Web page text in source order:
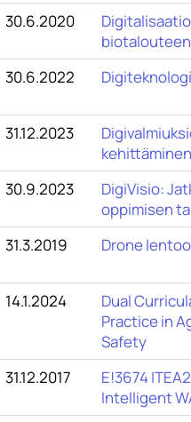
30.6.2020
biotalouteen
30.6.2022
31.12.2023
30.9.2023
DigiVisio:
oppimisen
31.3.2019 Drone
14.1.2024
Dual
Practice in
Safety
31.12.2017
E!3674
Intelligent